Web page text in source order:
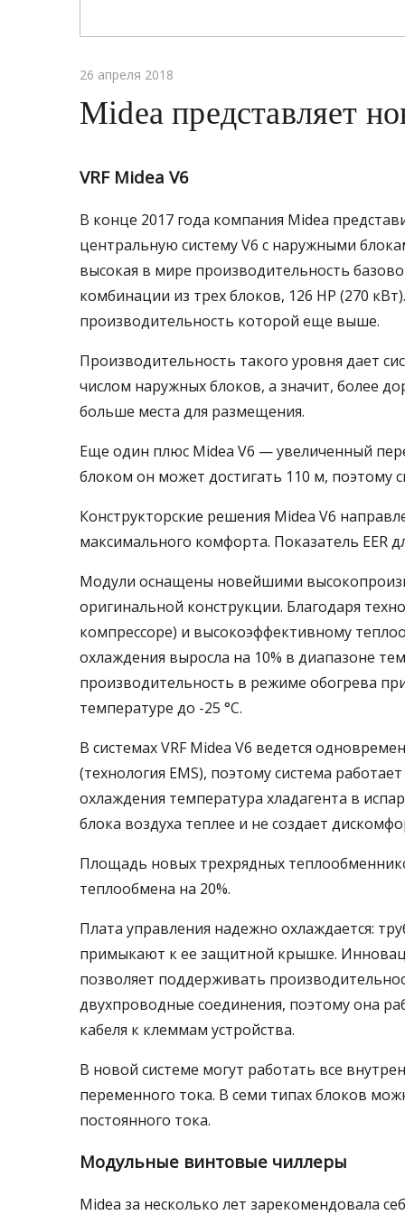
26 апреля 2018
Midea представляет
VRF Midea V6
В конце 2017 года компания Midea
центральную систему V6 с наружными
высокая в мире производительность
комбинации из трех блоков, 126 HP (270
производительность которой еще выше.
Производительность такого уровня дает
числом наружных блоков, а значит, более
больше места для размещения.
Еще один плюс Midea V6 — увеличенный
блоком он может достигать 110 м, поэтому
Конструкторские решения Midea V6
максимального комфорта. Показатель EER
Модули оснащены новейшими
оригинальной конструкции. Благодаря
компрессоре) и высокоэффективному
охлаждения выросла на 10% в диапазоне
производительность в режиме обогрева
температуре до -25 °С.
В системах VRF Midea V6 ведется
(технология EMS), поэтому система
охлаждения температура хладагента в
блока воздуха теплее и не создает
Площадь новых трехрядных
теплообмена на 20%.
Плата управления надежно охлаждается:
примыкают к ее защитной крышке.
позволяет поддерживать
двухпроводные соединения, поэтому она
кабеля к клеммам устройства.
В новой системе могут работать все
переменного тока. В семи типах блоков
постоянного тока.
Модульные винтовые чиллеры
Midea за несколько лет зарекомендовала